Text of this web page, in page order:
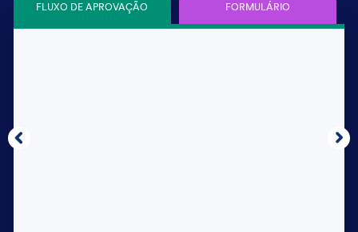
FLUXO DE APROVAÇÃO FORMULÁRIO